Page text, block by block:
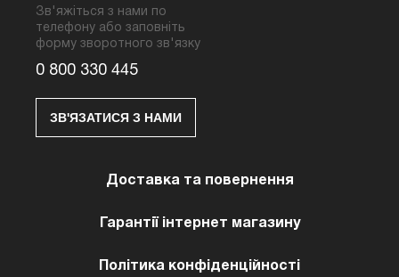
Зв'яжіться з нами по
телефону або заповніть
форму зворотного зв'язку
0 800 330 445
ЗВ'ЯЗАТИСЯ З НАМИ
Доставка та повернення
Гарантії інтернет магазину
Політика конфіденційності